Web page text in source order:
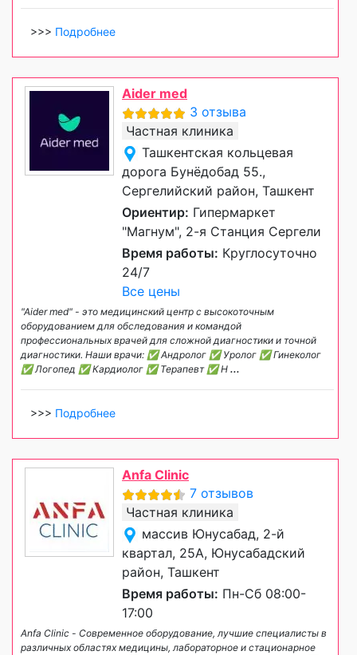
>>> Подробнее
Aider med
3 отзыва
Частная клиника
Ташкентская кольцевая
дорога Бунёдобад 55.,
Сергелийский район, Ташкент
Ориентир: Гипермаркет
"Магнум", 2-я Станция Сергели
Время работы: Круглосуточно
24/7
Все цены
"Aider med" - это медицинский центр с высокоточным
оборудованием для обследования и командой
профессиональных врачей для сложной диагностики и точной
диагностики. Наши врачи: ✅ Андролог ✅ Уролог ✅ Гинеколог
✅ Логопед ✅ Кардиолог ✅ Терапевт ✅ Н ...
>>> Подробнее
Anfa Clinic
7 отзывов
Частная клиника
массив Юнусабад, 2-й
квартал, 25А, Юнусабадский
район, Ташкент
Время работы: Пн-Сб 08:00-
17:00
Anfa Clinic - Современное оборудование, лучшие специалисты в
различных областях медицины, лабораторное и стационарное